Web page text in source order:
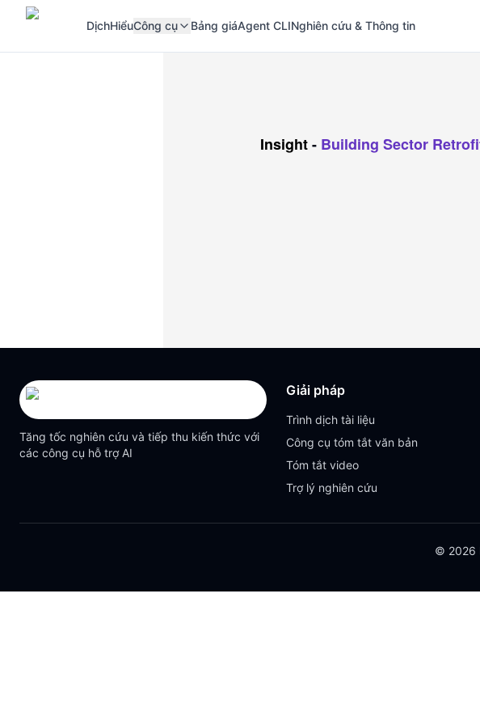
DịchHiểuCông cụ Bảng giáAgent CLINghiên cứu & Thông tin
Insight- Building Sector
Tăng tốc nghiên cứu và tiếp thu kiến thức với
các công cụ hỗ trợ AI
Giải pháp
Trình dịch tài liệu
Công cụ tóm tắt văn bản
Tóm tắt video
Trợ lý nghiên cứu
© 2026